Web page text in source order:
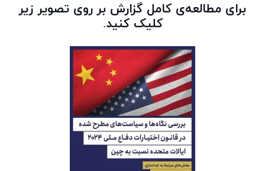
برای مطالعه‌ی کامل گزارش بر روی تصویر زیر
کلیک کنید.